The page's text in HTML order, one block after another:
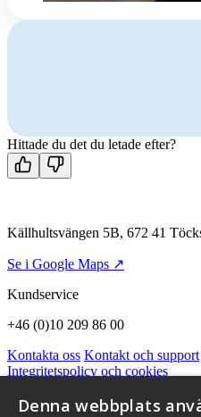
Har du frågor om
Kontakta oss
Hittade du det du letade efter?
Källhultsvängen 5B, 672 41
Se i Google Maps ↗
Kundservice
+46 (0)10 209 86 00
Kontakta oss Kontakt och support
Integritetspolicy och cookies
Qnister Visselblåsningsfunktion
Denna webbplats